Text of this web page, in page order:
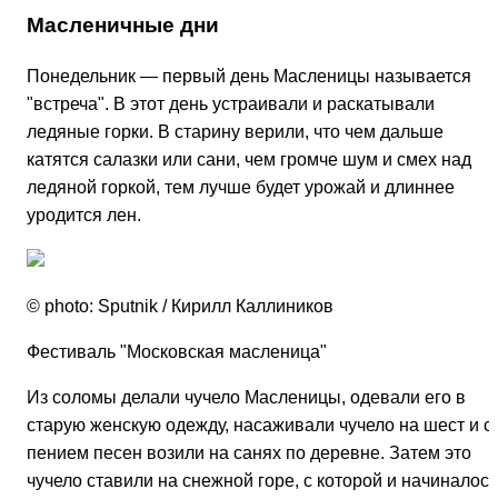
Масленичные дни
Понедельник — первый день Масленицы называется
"встреча". В этот день устраивали и раскатывали
ледяные горки. В старину верили, что чем дальше
катятся салазки или сани, чем громче шум и смех над
ледяной горкой, тем лучше будет урожай и длиннее
уродится лен.
© photo: Sputnik / Кирилл Каллиников
Фестиваль "Московская масленица"
Из соломы делали чучело Масленицы, одевали его в
старую женскую одежду, насаживали чучело на шест и с
пением песен возили на санях по деревне. Затем это
чучело ставили на снежной горе, с которой и начиналось